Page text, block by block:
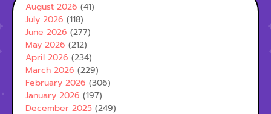
August 2026 (41)
July 2026 (118)
June 2026 (277)
May 2026 (212)
April 2026 (234)
March 2026 (229)
February 2026 (306)
January 2026 (197)
December 2025 (249)